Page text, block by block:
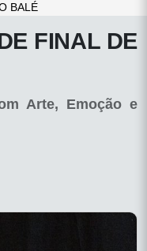
BALÉ
FINAL DE
Arte, Emoção e